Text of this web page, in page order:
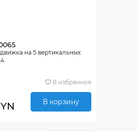
на 5 вертикальных
В избранное
В корзину